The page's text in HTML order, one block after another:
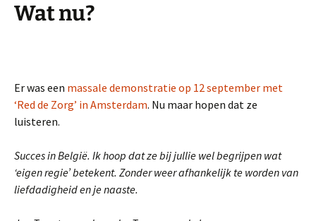
Wat nu?
Er was een massale demonstratie op 12 september met
‘Red de Zorg’ in Amsterdam. Nu maar hopen dat ze
luisteren.
Succes in België. Ik hoop dat ze bij jullie wel begrijpen wat
‘eigen regie’ betekent. Zonder weer afhankelijk te worden van
liefdadigheid en je naaste.